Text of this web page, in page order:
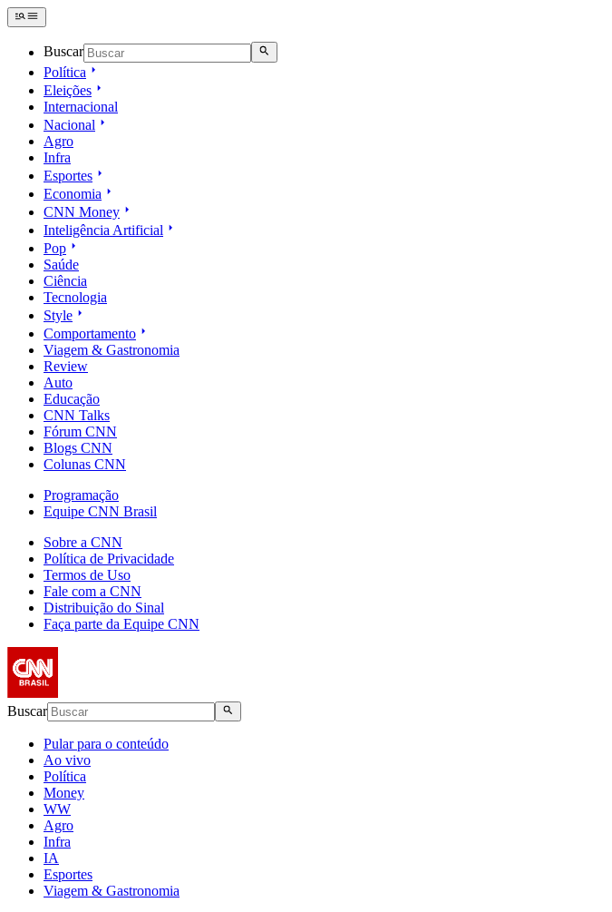
Buscar
Política
Eleições
Internacional
Nacional
Agro
Infra
Esportes
Economia
CNN Money
Inteligência Artificial
Pop
Saúde
Ciência
Tecnologia
Style
Comportamento
Viagem & Gastronomia
Review
Auto
Educação
CNN Talks
Fórum CNN
Blogs CNN
Colunas CNN
Programação
Equipe CNN Brasil
Sobre a CNN
Política de Privacidade
Termos de Uso
Fale com a CNN
Distribuição do Sinal
Faça parte da Equipe CNN
Buscar
Pular para o conteúdo
Ao vivo
Política
Money
WW
Agro
Infra
IA
Esportes
Viagem & Gastronomia